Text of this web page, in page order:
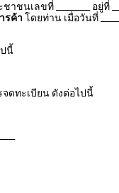
ชาชนเลขที่ อยู่ที่
รค้าโดยท่าน เมื่อวันที่
นี้
ดทะเบียน ดังต่อไปนี้